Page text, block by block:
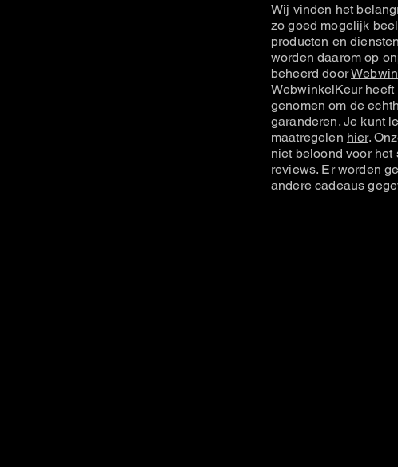
Wij vinden het
zo goed mogelijk
producten en
worden daarom op
beheerd door
WebwinkelKeur heeft
genomen om de
garanderen. Je kunt
maatregelen hier.
niet beloond voor het
reviews. Er worden
andere cadeaus